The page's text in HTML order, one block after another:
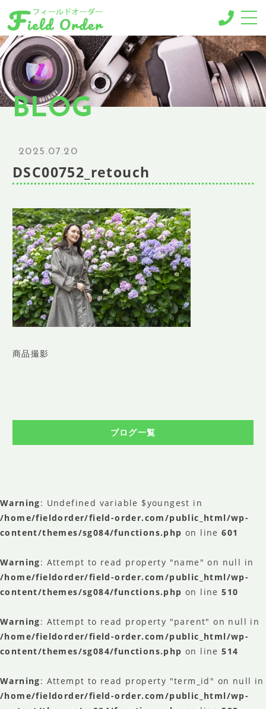
-MENU-
撮影メニュー
-BUSINESS MENU-
法人様向けメニュー
GALLERY
ギャラリー
ニュース
BLOG
ブログ
SHOP INFO
店舗情報
CONCEPT
コンセプト
プライバシーポリシー
BLOG
2025.07.20
DSC00752_retouch
商品撮影
ブログ一覧
Warning: Undefined variable $youngest in
/home/fieldorder/field-order.com/public_html/wp-
content/themes/sg084/functions.php on line601
Warning: Attempt to read property "name" on null in
/home/fieldorder/field-order.com/public_html/wp-
content/themes/sg084/functions.php on line510
Warning: Attempt to read property "parent" on null in
/home/fieldorder/field-order.com/public_html/wp-
content/themes/sg084/functions.php on line514
Warning: Attempt to read property "term_id" on null in
/home/fieldorder/field-order.com/public_html/wp-